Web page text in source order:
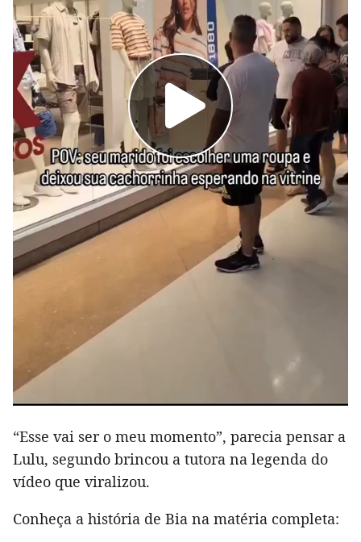
“Esse vai ser o meu momento”, parecia pensar a
Lulu, segundo brincou a tutora na legenda do
vídeo que viralizou.
Conheça a história de Bia na matéria completa: